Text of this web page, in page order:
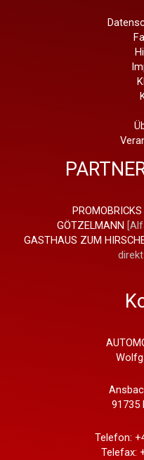
PROMOBRICKS
GÖTZELMANN
GASTHAUS ZUM
91735
Telefon:
Telefax: